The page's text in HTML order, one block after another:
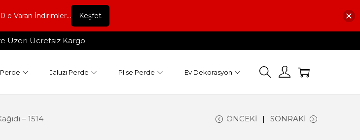
Üzeri Ücretsiz Kargo
Jaluzi Perde Plise Perde Ev Dekorasyon
– 1514 ÖNCEKI SONRAKI
e Varan İndirimler... Keşfet